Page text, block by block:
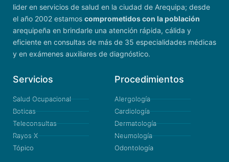
lider en servicios de salud en la ciudad de Arequipa; desde
el año 2002 estamos comprometidos con la población
arequipeña en brindarle una atención rápida, cálida y
eficiente en consultas de más de 35 especialidades médicas
y en exámenes auxiliares de diagnóstico.
Servicios
Salud Ocupacional
Boticas
Teleconsultas
Rayos X
Tópico
Procedimientos
Alergología
Cardiología
Dermatología
Neumología
Odontología